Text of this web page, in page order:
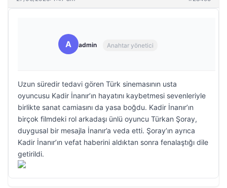
A admin Anahtar yönetici
Uzun süredir tedavi gören Türk sinemasının usta
oyuncusu Kadir İnanır’ın hayatını kaybetmesi sevenleriyle
birlikte sanat camiasını da yasa boğdu. Kadir İnanır’ın
birçok filmdeki rol arkadaşı ünlü oyuncu Türkan Şoray,
duygusal bir mesajla İnanır’a veda etti. Şoray’ın ayrıca
Kadir İnanır’ın vefat haberini aldıktan sonra fenalaştığı dile
getirildi.